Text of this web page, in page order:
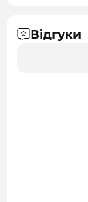
Відгуки